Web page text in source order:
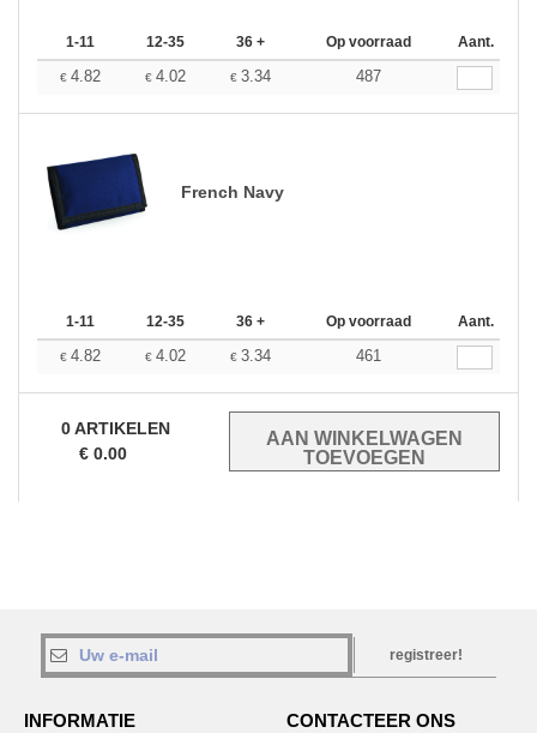
1-11 12-35 36 + Op voorraad Aant.
€ 4.82 € 4.02 € 3.34 487
French Navy
1-11 12-35 36 + Op voorraad Aant.
€ 4.82 € 4.02 € 3.34 461
0ARTIKELEN
€ 0.00
registreer!
INFORMATIE CONTACTEER ONS